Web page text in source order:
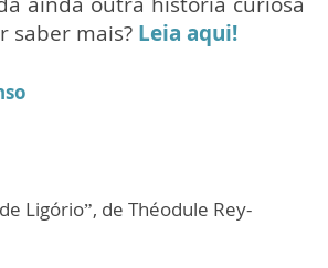
saber mais? Leia aqui!
Ligório”, de Théodule Rey-